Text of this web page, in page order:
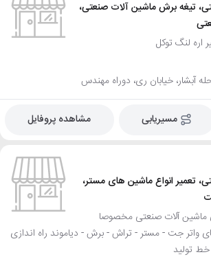
تیغه برش ماشین آلات صنعتی،
اره لنگ توکل
مسیریابی مشاهده پروفایل
تعمیر انواع ماشین های مستر،
ماشین آلات صنعتی مخصوصا
جت - مستر - تراش - برش - دیاموند راه اندازی
تولید